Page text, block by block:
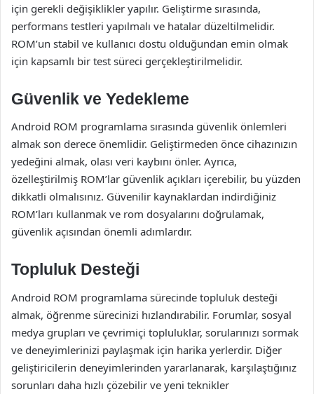
için gerekli değişiklikler yapılır. Geliştirme sırasında,
performans testleri yapılmalı ve hatalar düzeltilmelidir.
ROM’un stabil ve kullanıcı dostu olduğundan emin olmak
için kapsamlı bir test süreci gerçekleştirilmelidir.
Güvenlik ve Yedekleme
Android ROM programlama sırasında güvenlik önlemleri
almak son derece önemlidir. Geliştirmeden önce cihazınızın
yedeğini almak, olası veri kaybını önler. Ayrıca,
özelleştirilmiş ROM’lar güvenlik açıkları içerebilir, bu yüzden
dikkatli olmalısınız. Güvenilir kaynaklardan indirdiğiniz
ROM’ları kullanmak ve rom dosyalarını doğrulamak,
güvenlik açısından önemli adımlardır.
Topluluk Desteği
Android ROM programlama sürecinde topluluk desteği
almak, öğrenme sürecinizi hızlandırabilir. Forumlar, sosyal
medya grupları ve çevrimiçi topluluklar, sorularınızı sormak
ve deneyimlerinizi paylaşmak için harika yerlerdir. Diğer
geliştiricilerin deneyimlerinden yararlanarak, karşılaştığınız
sorunları daha hızlı çözebilir ve yeni teknikler